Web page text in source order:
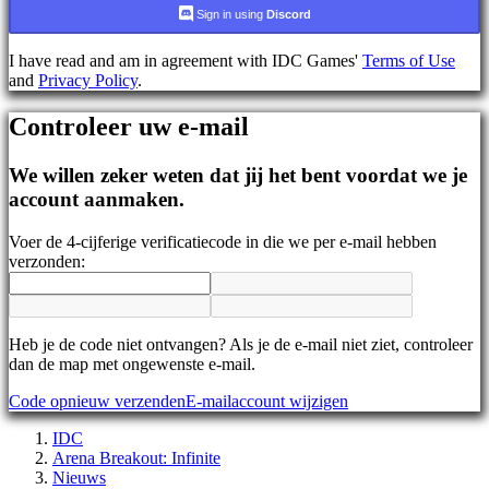
BS
DA
DE
EL
EN
FI
FR
HR
JA
KO
PL
PT
RO
SR
SV
Sign in using Discord
I have read and am in agreement with IDC Games' Terms of Use
and Privacy Policy.
Controleer uw e-mail
We willen zeker weten dat jij het bent voordat we je
account aanmaken.
Voer de 4-cijferige verificatiecode in die we per e-mail hebben
verzonden:
Heb je de code niet ontvangen? Als je de e-mail niet ziet, controleer
dan de map met ongewenste e-mail.
Code opnieuw verzendenE-mailaccount wijzigen
IDC
Arena Breakout: Infinite
Nieuws